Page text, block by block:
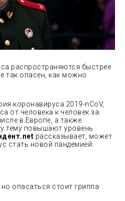
распространяются быстрее
так опасен, как можно
коронавируса 2019-nCoV,
от человека к человек за
в Европе, а также
тему повышают уровень
рассказывает, может
стать новой пандемией.
опасаться стоит гриппа